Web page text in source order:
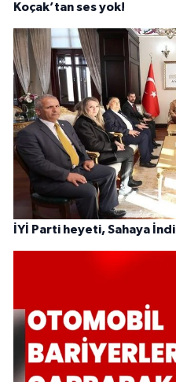
Koçak’tan ses yok!
İYİ Parti heyeti, Sahaya İndi